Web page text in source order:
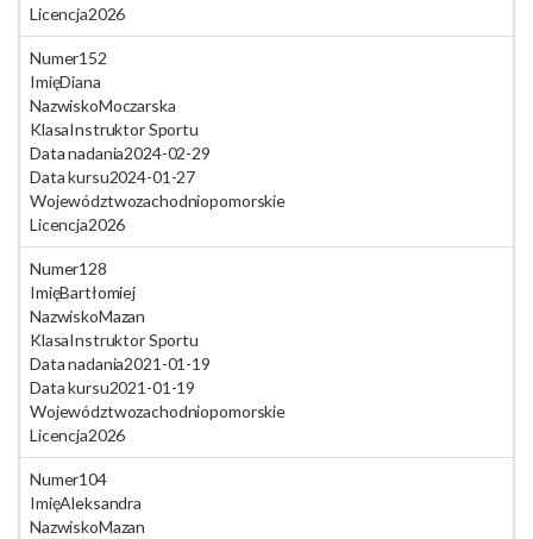
Licencja2026
Numer152
ImięDiana
NazwiskoMoczarska
KlasaInstruktor Sportu
Data nadania2024-02-29
Data kursu2024-01-27
Województwozachodniopomorskie
Licencja2026
Numer128
ImięBartłomiej
NazwiskoMazan
KlasaInstruktor Sportu
Data nadania2021-01-19
Data kursu2021-01-19
Województwozachodniopomorskie
Licencja2026
Numer104
ImięAleksandra
NazwiskoMazan